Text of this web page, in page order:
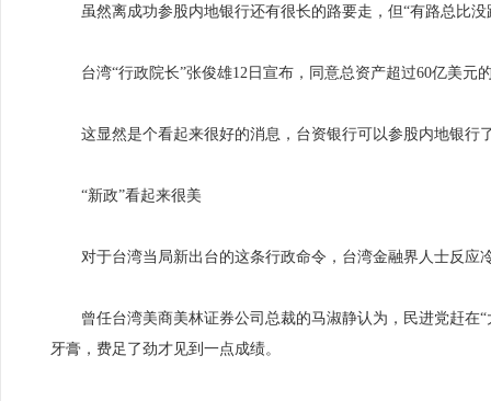
虽然离成功参股内地银行还有很长的路要走，但“有路总比没
台湾“行政院长”张俊雄12日宣布，同意总资产超过60亿美元
这显然是个看起来很好的消息，台资银行可以参股内地银行
“新政”看起来很美
对于台湾当局新出台的这条行政命令，台湾金融界人士反应
曾任台湾美商美林证券公司总裁的马淑静认为，民进党赶在“
牙膏，费足了劲才见到一点成绩。